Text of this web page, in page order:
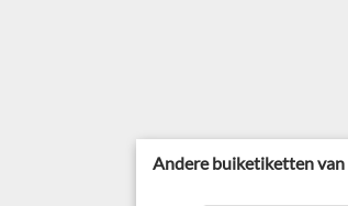
Andere buiketiketten van